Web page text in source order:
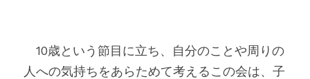
10歳という節目に立ち、自分のことや周りの
人への気持ちをあらためて考えるこの会は、子